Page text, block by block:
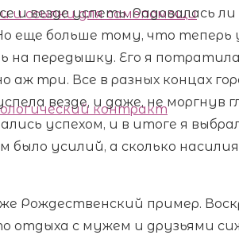
и ссылки для самопомощи
контракт
и везде успеть. Радовалась
еще больше тому, что теперь
на передышку. Его я
аж три. Все в разных концах
везде, и даже, не моргнув
успехом, и в итоге я
было усилий, а сколько
Рождественский пример.
отдыха с мужем и друзьями